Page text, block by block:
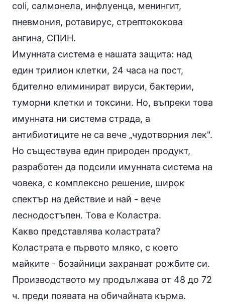
coli, салмонела, инфлуенца, менингит,
пневмония, ротавирус, стрептококова
ангина, СПИН.
Имунната система е нашата защита: над
един трилион клетки, 24 часа на пост,
бдително елиминират вируси, бактерии,
туморни клетки и токсини. Но, въпреки това
имунната ни система страда, а
антибиотиците не са вече „чудотворния лек".
Но съществува един природен продукт,
разработен да подсили имунната система на
човека, с комплексно решение, широк
спектър на действие и най - вече
леснодостъпен. Това е Коластра.
Какво представлява коластрата?
Коластрата е първото мляко, с което
майките - бозайници захранват рожбите си.
Производството му продължава от 48 до 72
ч. преди появата на обичайната кърма.